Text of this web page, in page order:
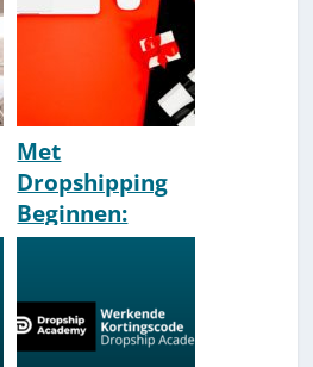
Met
Dropshipping
Beginnen:
Stappenplan
[How-To]